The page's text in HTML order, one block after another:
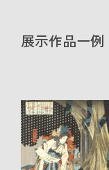
展示作品一例